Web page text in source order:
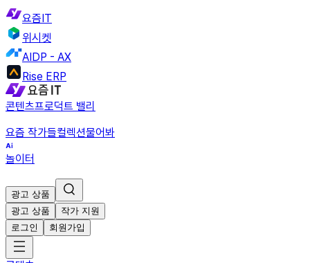
요즘IT
위시켓
AIDP - AX
Rise ERP
콘텐츠프로덕트 밸리
요즘 작가들컬렉션물어봐
놀이터
광고 상품
광고 상품
작가 지원
로그인
회원가입